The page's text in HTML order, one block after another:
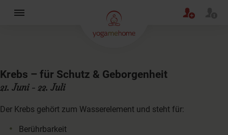
Krebs – für Schutz & Geborgenheit
21. Juni - 22. Juli
Der Krebs gehört zum Wasserelement und steht für:
Berührbarkeit